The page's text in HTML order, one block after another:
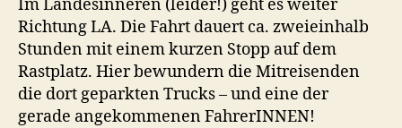
Im Landesinneren (leider!) geht es weiter
Richtung LA. Die Fahrt dauert ca. zweieinhalb
Stunden mit einem kurzen Stopp auf dem
Rastplatz. Hier bewundern die Mitreisenden
die dort geparkten Trucks – und eine der
gerade angekommenen FahrerINNEN!